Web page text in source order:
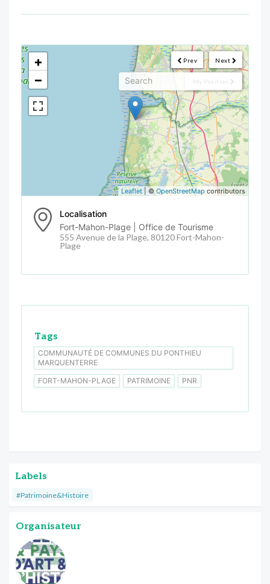
Next
Prev
My Position
<!---->
+
−
Leaflet| © OpenStreetMap contributors
Localisation
Fort-Mahon-Plage | Office de Tourisme
555 Avenue de la Plage, 80120 Fort-Mahon-
Plage
Tags
COMMUNAUTÉ DE COMMUNES DU PONTHIEU
MARQUENTERRE
FORT-MAHON-PLAGE
PATRIMOINE PNR
Labels
#Patrimoine&Histoire
Organisateur